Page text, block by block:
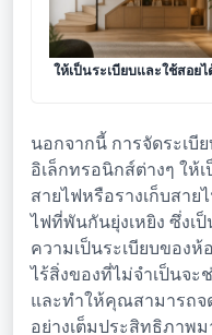
ศิลปะการจัดการพื้นที่ใต้บั
ให้เป็นระเบียบและใช้สอยไ
นอกจากนี้ การจัดระเ
อิเล็กทรอนิกส์ต่างๆ ให้
สายไฟหรือรางเก็บสา
ไฟที่พันกันยุ่งเหยิง ซึ่งเ
ความเป็นระเบียบของ
ไร้สิ่งของที่ไม่จำเป็นจ
และทำให้คุณสามารถจ
อย่างเต็มประสิทธิภาพ